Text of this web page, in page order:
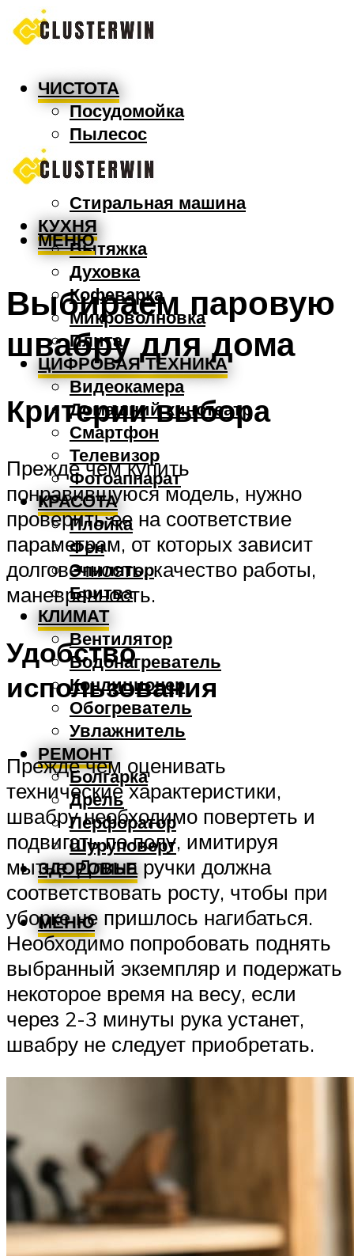
ЧИСТОТА
Посудомойка
Пылесос
Утюг
Швабра
Стиральная машина
КУХНЯ
Вытяжка
Духовка
Кофеварка
Микроволновка
Плита
ЦИФРОВАЯ ТЕХНИКА
Видеокамера
Домашний кинотеатр
Смартфон
Телевизор
Фотоаппарат
КРАСОТА
Плойка
Фен
Эпилятор
Бритва
КЛИМАТ
Вентилятор
Водонагреватель
Кондиционер
Обогреватель
Увлажнитель
РЕМОНТ
Болгарка
Дрель
Перфоратор
Шуруповерт
ЗДОРОВЬЕ
МЕНЮ
МЕНЮ
Выбираем паровую
швабру для дома
Критерии выбора
Прежде чем купить
понравившуюся модель, нужно
проверить ее на соответствие
параметрам, от которых зависит
долговечность, качество работы,
маневренность.
Удобство
использования
Прежде чем оценивать
технические характеристики,
швабру необходимо повертеть и
подвигать по полу, имитируя
мытье. Длина ручки должна
соответствовать росту, чтобы при
уборке не пришлось нагибаться.
Необходимо попробовать поднять
выбранный экземпляр и подержать
некоторое время на весу, если
через 2-3 минуты рука устанет,
швабру не следует приобретать.